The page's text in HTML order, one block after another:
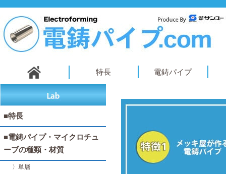
特長 電鋳パイプ
■特長
■電鋳パイプ・マイクロチュ
ーブの種類・材質
〉単層